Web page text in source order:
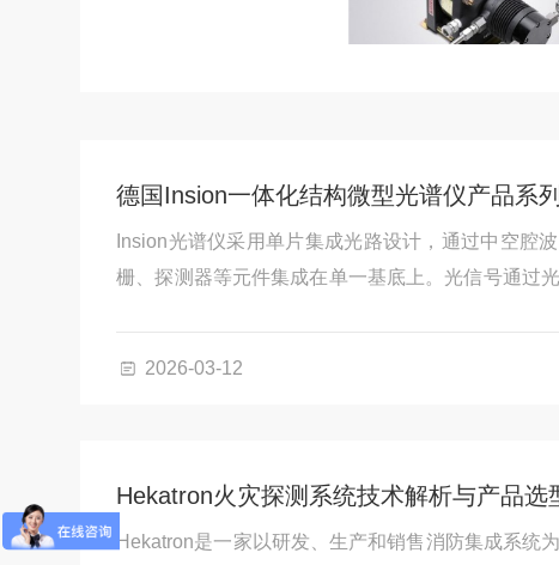
德国Insion一体化结构微型光谱仪产品系
Insion光谱仪采用单片集成光路设计，通过中空腔
栅、探测器等元件集成在单一基底上。光信号通过
2026-03-12
Hekatron火灾探测系统技术解析与产品选
Hekatron是一家以研发、生产和销售消防集成系统